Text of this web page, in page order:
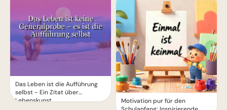
Das Leben ist die Aufführung
selbst - Ein Zitat über
Lebenskunst
Motivation pur für den